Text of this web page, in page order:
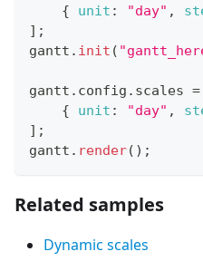
{
unit : "day" ,
] ;
gantt . init (
gantt . config . scales =
{
unit : "day" ,
] ;
gantt . render( ) ;
Related samples
Dynamic scales